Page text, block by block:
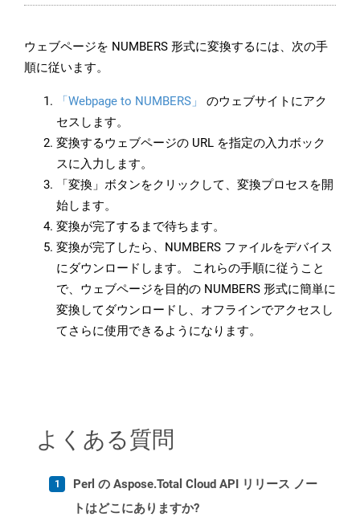
ウェブページを NUMBERS 形式に変換するには、次の手
順に従います。
「Webpage to NUMBERS」
のウェブサイトにアク
セスします。
変換するウェブページの URL を指定の入力ボック
スに入力します。
「変換」ボタンをクリックして、変換プロセスを開
始します。
変換が完了するまで待ちます。
変換が完了したら、NUMBERS ファイルをデバイス
にダウンロードします。 これらの手順に従うこと
で、ウェブページを目的の NUMBERS 形式に簡単に
変換してダウンロードし、オフラインでアクセスし
てさらに使用できるようになります。
よくある質問
Perl の Aspose.Total Cloud API リリース ノー
トはどこにありますか?